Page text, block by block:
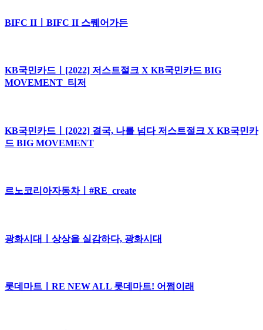
BIFC IIㅣBIFC II 스퀘어가든
KB국민카드ㅣ[2022] 저스트절크 X KB국민카드 BIG
MOVEMENT_티저
KB국민카드ㅣ[2022] 결국, 나를 넘다 저스트절크 X KB국민카
드 BIG MOVEMENT
르노코리아자동차ㅣ#RE_create
광화시대ㅣ상상을 실감하다, 광화시대
롯데마트ㅣRE NEW ALL 롯데마트! 어쩜이래